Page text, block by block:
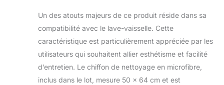
Un des atouts majeurs de ce produit réside dans sa
compatibilité avec le lave-vaisselle. Cette
caractéristique est particulièrement appréciée par les
utilisateurs qui souhaitent allier esthétisme et facilité
d’entretien. Le chiffon de nettoyage en microfibre,
inclus dans le lot, mesure 50 x 64 cm et est